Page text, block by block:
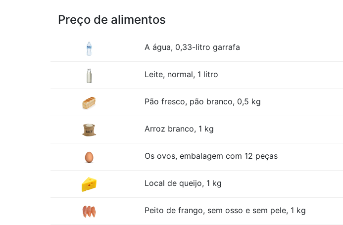
Preço de alimentos
A água, 0,33-litro garrafa
Leite, normal, 1 litro
Pão fresco, pão branco, 0,5 kg
Arroz branco, 1 kg
Os ovos, embalagem com 12 peças
Local de queijo, 1 kg
Peito de frango, sem osso e sem pele, 1 kg